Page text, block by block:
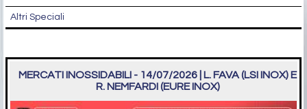
Altri Speciali
MERCATI INOSSIDABILI - 14/07/2026 | L. FAVA (LSI INOX) E
R. NEMFARDI (EURE INOX)